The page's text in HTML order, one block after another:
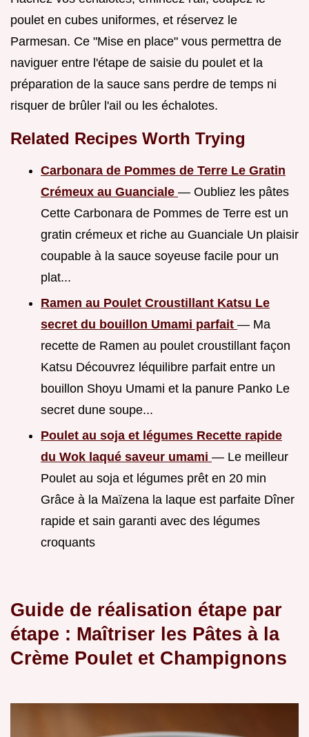
poulet en cubes uniformes, et réservez le
Parmesan. Ce "Mise en place" vous permettra de
naviguer entre l'étape de saisie du poulet et la
préparation de la sauce sans perdre de temps ni
risquer de brûler l'ail ou les échalotes.
Related Recipes Worth Trying
Carbonara de Pommes de Terre Le Gratin
Crémeux au Guanciale — Oubliez les pâtes
Cette Carbonara de Pommes de Terre est un
gratin crémeux et riche au Guanciale Un plaisir
coupable à la sauce soyeuse facile pour un
plat...
Ramen au Poulet Croustillant Katsu Le
secret du bouillon Umami parfait — Ma
recette de Ramen au poulet croustillant façon
Katsu Découvrez léquilibre parfait entre un
bouillon Shoyu Umami et la panure Panko Le
secret dune soupe...
Poulet au soja et légumes Recette rapide
du Wok laqué saveur umami — Le meilleur
Poulet au soja et légumes prêt en 20 min
Grâce à la Maïzena la laque est parfaite Dîner
rapide et sain garanti avec des légumes
croquants
Guide de réalisation étape par
étape : Maîtriser les Pâtes à la
Crème Poulet et Champignons